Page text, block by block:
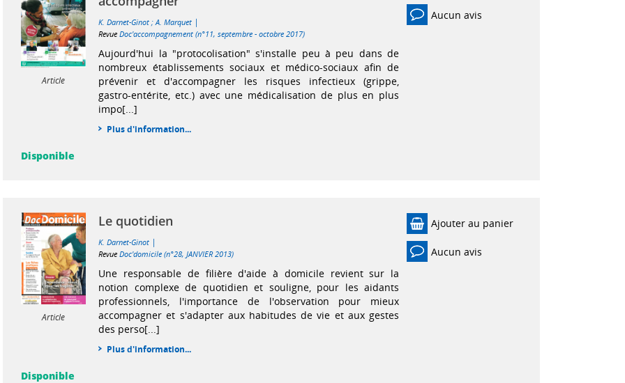
Article
K. Darnet-Ginot ;A. Marquet |
RevueDoc'accompagnement (n°11, septembre - octobre 2017)
Aujourd'hui la "protocolisation" s'installe peu à peu dans de
nombreux établissements sociaux et médico-sociaux afin de
prévenir et d'accompagner les risques infectieux (grippe,
gastro-entérite, etc.) avec une médicalisation de plus en plus
impo[...]
Plus d'information...
Aucun avis
Disponible
Article
Le quotidien
K. Darnet-Ginot |
RevueDoc'domicile (n°28, JANVIER 2013)
Une responsable de filière d'aide à domicile revient sur la
notion complexe de quotidien et souligne, pour les aidants
professionnels, l'importance de l'observation pour mieux
accompagner et s'adapter aux habitudes de vie et aux gestes
des perso[...]
Plus d'information...
Ajouter au panier
Aucun avis
Disponible